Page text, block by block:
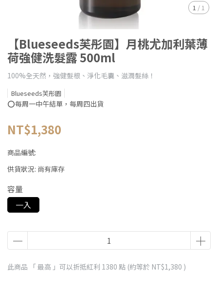
1 / 1
【Blueseeds芙彤園】月桃尤加利葉薄
荷強健洗髮露 500ml
100%全天然，強健髮根、淨化毛囊、滋潤髮絲！
Blueseeds芙彤園
⭕每周一中午結單，每周四出貨
NT$1,380
商品編號:
供貨狀況: 尚有庫存
容量
一入
此商品 「 最高 」可以折抵紅利 1380 點 (約等於 NT$1,380 )